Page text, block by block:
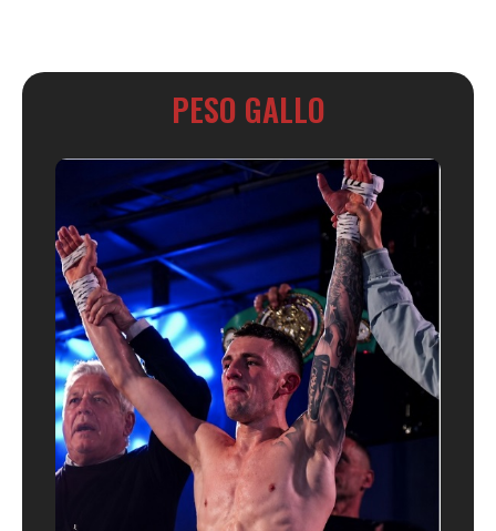
PESO GALLO